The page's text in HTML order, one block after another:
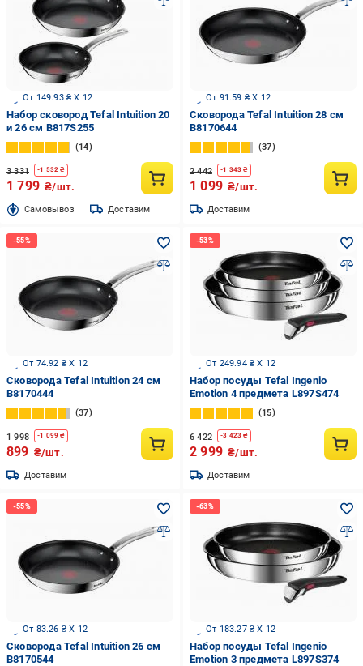
От 149.93 ₴ X 12
Набор сковород Tefal Intuition 20
и 26 см B817S255
14
3 331 -1 532 ₴
1 799 ₴/шт.
Cамовывоз Доставим
От 91.59 ₴ X 12
Сковорода Tefal Intuition 28 cм
B8170644
37
2 442 -1 343 ₴
1 099 ₴/шт.
Доставим
От 74.92 ₴ X 12
Сковорода Tefal Intuition 24 cм
B8170444
37
1 998 -1 099 ₴
899 ₴/шт.
Доставим
От 249.94 ₴ X 12
Набор посуды Tefal Ingenio
Emotion 4 предмета L897S474
15
6 422 -3 423 ₴
2 999 ₴/шт.
Доставим
От 83.26 ₴ X 12
Сковорода Tefal Intuition 26 cм
B8170544
От 183.27 ₴ X 12
Набор посуды Tefal Ingenio
Emotion 3 предмета L897S374